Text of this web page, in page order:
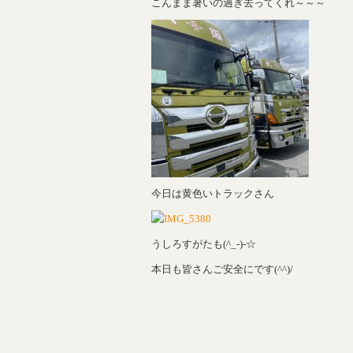
こんまま暑いの過ぎ去ってくれ～～～
今日は黄色いトラックさん
うしろすがたも(^_-)-☆
本日も皆さんご安全にです(^^)/